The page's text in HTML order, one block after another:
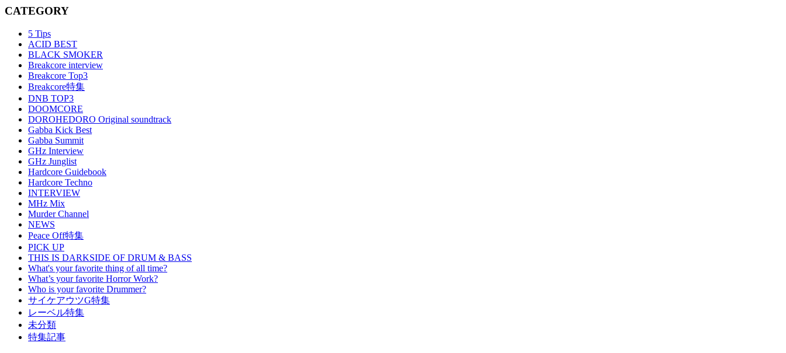
CATEGORY
5 Tips
ACID BEST
BLACK SMOKER
Breakcore interview
Breakcore Top3
Breakcore特集
DNB TOP3
DOOMCORE
DOROHEDORO Original soundtrack
Gabba Kick Best
Gabba Summit
GHz Interview
GHz Junglist
Hardcore Guidebook
Hardcore Techno
INTERVIEW
MHz Mix
Murder Channel
NEWS
Peace Off特集
PICK UP
THIS IS DARKSIDE OF DRUM & BASS
What's your favorite thing of all time?
What’s your favorite Horror Work?
Who is your favorite Drummer?
サイケアウツG特集
レーベル特集
未分類
特集記事